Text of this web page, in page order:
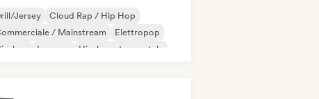
Jersey
Cloud Rap / Hip Hop
/ Mainstream
Elettropop
hop
Iperpop
Hip-hop strumentale